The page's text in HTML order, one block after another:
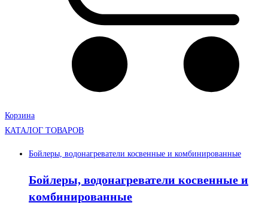
Корзина
КАТАЛОГ ТОВАРОВ
Бойлеры, водонагреватели косвенные и комбинированные
Бойлеры, водонагреватели косвенные и
комбинированные